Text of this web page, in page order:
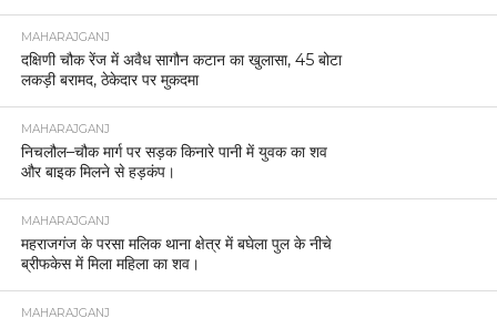
MAHARAJGANJ
दक्षिणी चौक रेंज में अवैध सागौन कटान का खुलासा, 45 बोटा
लकड़ी बरामद, ठेकेदार पर मुकदमा
MAHARAJGANJ
निचलौल–चौक मार्ग पर सड़क किनारे पानी में युवक का शव
और बाइक मिलने से हड़कंप।
MAHARAJGANJ
महराजगंज के परसा मलिक थाना क्षेत्र में बघेला पुल के नीचे
ब्रीफकेस में मिला महिला का शव।
MAHARAJGANJ